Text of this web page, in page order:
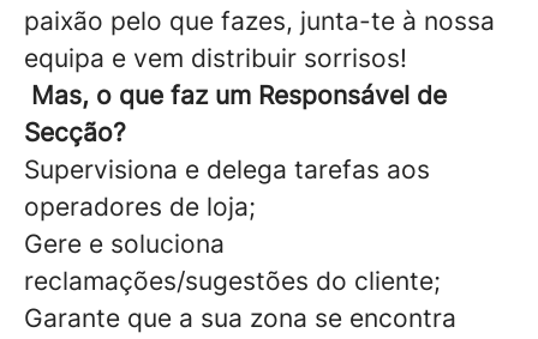
paixão pelo que fazes, junta-te à nossa
equipa e vem distribuir sorrisos!
Mas, o que faz um Responsável de
Secção?
Supervisiona e delega tarefas aos
operadores de loja;
Gere e soluciona
reclamações/sugestões do cliente;
Garante que a sua zona se encontra